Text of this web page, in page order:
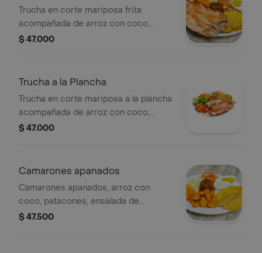
Trucha en corte mariposa frita
acompañada de arroz con coco,
patacones, ensalada de lechuga,
$ 47.000
Trucha a la Plancha
Trucha en corte mariposa a la plancha
acompañada de arroz con coco,
patacones, ensalada de lechuga,
$ 47.000
Camarones apanados
Camarones apanados, arroz con
coco, patacones, ensalada de
lechuga, tomate y zanahoria.
$ 47.500